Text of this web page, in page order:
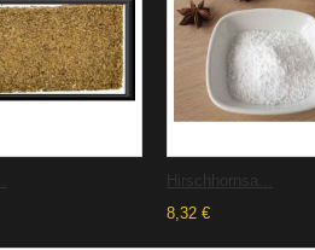
Hirschhornsa...
8,32 €